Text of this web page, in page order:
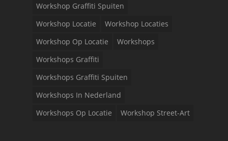
Workshop Graffiti Spuiten
Workshop Locatie
Workshop Locaties
Workshop Op Locatie
Workshops
Workshops Graffiti
Workshops Graffiti Spuiten
Workshops In Nederland
Workshops Op Locatie
Workshop Street-Art